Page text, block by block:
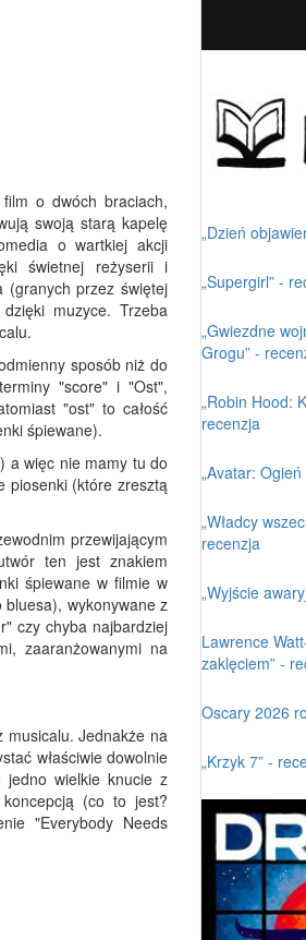
o dwóch braciach,
swoją starą kapelę
o wartkiej akcji
świetnej reżyserii i
(granych przez świętej
muzyce. Trzeba
sposób niż do
"score" i "Ost",
"ost" to całość
śpiewane).
a więc nie mamy tu do
piosenki (które zresztą
przewijającym
ten jest znakiem
śpiewane w filmie w
wykonywane z
czy chyba najbardziej
zaaranżowanymi na
musicalu. Jednakże na
właściwie dowolnie
wielkie knucie z
(co to jest?
"Everybody Needs
„Dzień
„Supergirl” -
„Gwiezdne
Grogu” -
„Robin Hood:
recenzja
„Avatar: Ogień
„Władcy
recenzja
„Wyjście
Lawrence
zaklęciem” -
Oscary 2026
„Krzyk 7” -